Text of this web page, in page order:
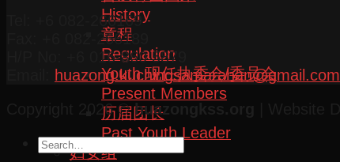
History
章程
Regulation
Youth 现任执委会/委员会
Present Members
历届团长
Past Youth Leader
妇女组
Tel: +6 082-266169
Fax: +6 082-266189
H/P No: +6 016-860 5879
huazong.kuchingsamarahan@gmail.com
Copyright 2026 ©huazongkss.org